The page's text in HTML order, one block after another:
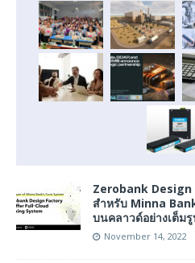
Zerobank
สำหรับ Minna
บนคลาวด์อย่างเต็ม
November 14, 2022